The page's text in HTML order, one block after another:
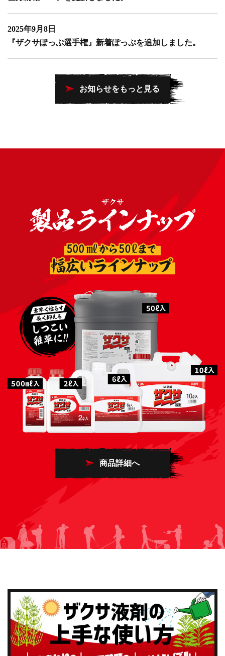
2025年9月8日
『ザクサぽっぷ選手権』新着ぽっぷを追加しました。
お知らせをもっと見る
商品詳細へ